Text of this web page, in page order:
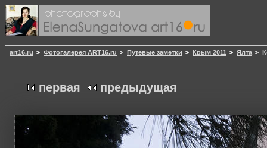
art16.ru Фотогалерея ART16.ru Путевые заметки Крым 2011 Ялта
первая предыдущая